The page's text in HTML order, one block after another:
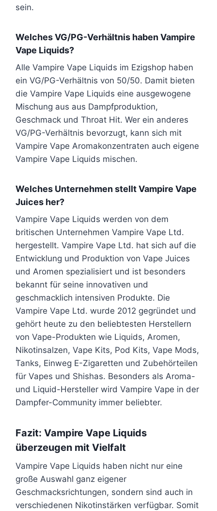
sein.
Welches VG/PG-Verhältnis haben Vampire
Vape Liquids?
Alle Vampire Vape Liquids im Ezigshop haben
ein VG/PG-Verhältnis von 50/50. Damit bieten
die Vampire Vape Liquids eine ausgewogene
Mischung aus aus Dampfproduktion,
Geschmack und Throat Hit. Wer ein anderes
VG/PG-Verhältnis bevorzugt, kann sich mit
Vampire Vape Aromakonzentraten auch eigene
Vampire Vape Liquids mischen.
Welches Unternehmen stellt Vampire Vape
Juices her?
Vampire Vape Liquids werden von dem
britischen Unternehmen Vampire Vape Ltd.
hergestellt. Vampire Vape Ltd. hat sich auf die
Entwicklung und Produktion von Vape Juices
und Aromen spezialisiert und ist besonders
bekannt für seine innovativen und
geschmacklich intensiven Produkte. Die
Vampire Vape Ltd. wurde 2012 gegründet und
gehört heute zu den beliebtesten Herstellern
von Vape-Produkten wie Liquids, Aromen,
Nikotinsalzen, Vape Kits, Pod Kits, Vape Mods,
Tanks, Einweg E-Zigaretten und Zubehörteilen
für Vapes und Shishas. Besonders als Aroma-
und Liquid-Hersteller wird Vampire Vape in der
Dampfer-Community immer beliebter.
Fazit: Vampire Vape Liquids
überzeugen mit Vielfalt
Vampire Vape Liquids haben nicht nur eine
große Auswahl ganz eigener
Geschmacksrichtungen, sondern sind auch in
verschiedenen Nikotinstärken verfügbar. Somit